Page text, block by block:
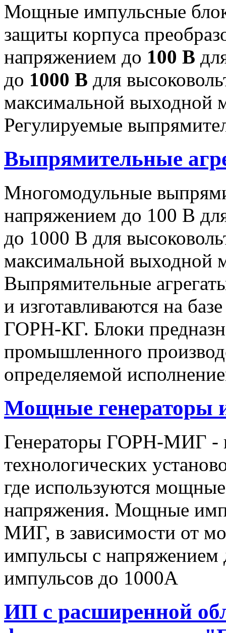
Мощные импульсные
защиты корпуса
напряжением до 100 В
до 1000 В для
максимальной
Регулируемые
Выпрямительные
Многомодульные
напряжением до 100 В
до 1000 В для
максимальной
Выпрямительные
и изготавливаются на
ГОРН-КГ. Блоки
промышленного
определяемой
Мощные
Генераторы ГОРН-МИГ -
технологических
где используются
напряжения. Мощные
МИГ, в зависимости от
импульсы c
импульсов до 1000А
ИП с расширенной